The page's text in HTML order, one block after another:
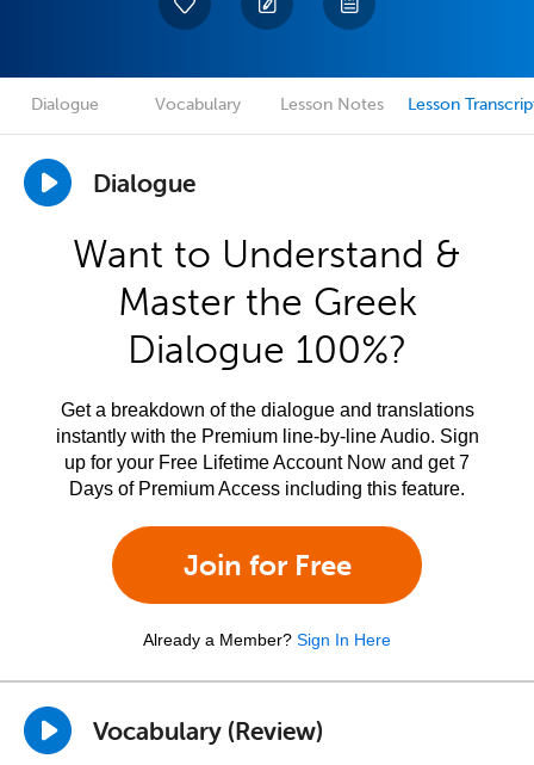
Dialogue Vocabulary Lesson Notes Lesson
Dialogue
Want to Understand &
Master the Greek
Dialogue 100%?
Get a breakdown of the dialogue and translations
instantly with the Premium line-by-line Audio. Sign
up for your Free Lifetime Account Now and get 7
Days of Premium Access including this feature.
Join for Free
Already a Member? Sign In Here
Vocabulary (Review)